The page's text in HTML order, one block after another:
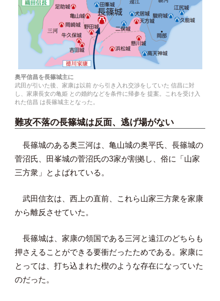
奥平信昌を長篠城主に
武田が引いた後、家康は以前 から引き入れ交渉をしていた 信昌に対
し、家康長女の亀姫 との婚約などを条件に帰参を 提案。これを受け入
れた信昌 は長篠城主となった。
難攻不落の長篠城は反面、逃げ場がない
長篠城のある奥三河は、亀山城の奥平氏、長篠城の
菅沼氏、田峯城の菅沼氏の3家が割拠し、俗に「山家
三方衆」とよばれている。
武田信玄は、西上の直前、これら山家三方衆を家康
から離反させていた。
長篠城は、家康の領国である三河と遠江のどちらも
押さえることができる要衝だったためである。家康に
とっては、打ち込まれた楔のような存在になっていた
のだった。